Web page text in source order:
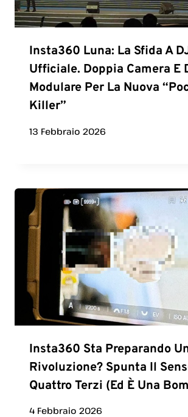
Insta360 Luna: La Sfida A
Ufficiale. Doppia Camera E
Modulare Per La Nuova
Killer”
13 Febbraio 2026
Insta360 Sta Preparando
Rivoluzione? Spunta Il
Quattro Terzi (ed È Una
4 Febbraio 2026